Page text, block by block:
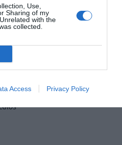
Use,
Sharing of my
with the
collected.
Access Privacy Policy
que forma una película
para el tratamiento
de infecciones causadas por el
herpes simple labial y facial.